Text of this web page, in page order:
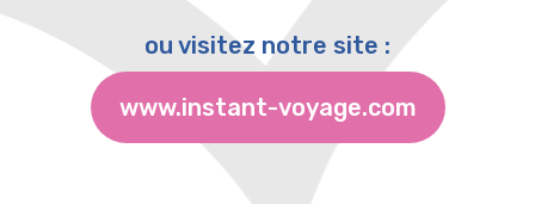
ou visitez notre site :
www.instant-voyage.com